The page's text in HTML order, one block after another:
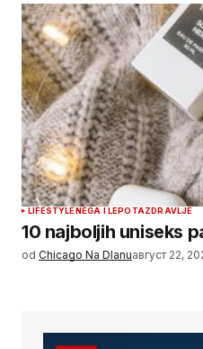
LIFESTYLENEGA I LEPOTAZDRAVLJE
10 najboljih uniseks
od Chicago Na Dlanuавгуст 22,